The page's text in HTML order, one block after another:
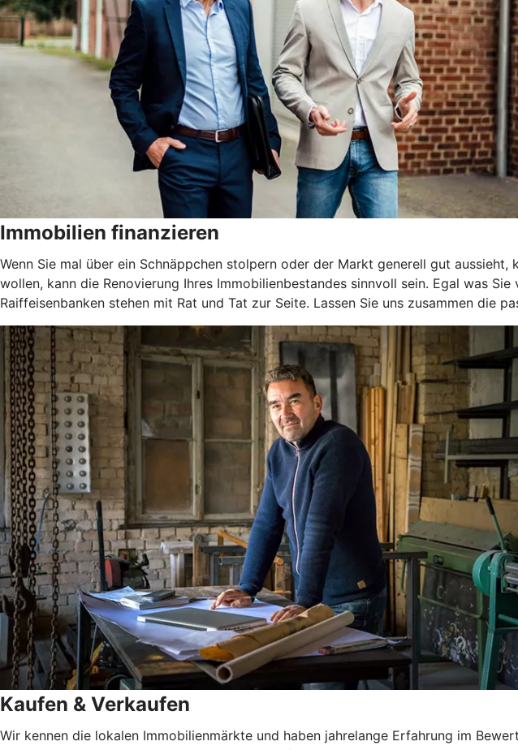
Immobilien finanzieren
Wenn Sie mal über ein Schnäppchen stolpern oder der Markt generell gut
wollen, kann die Renovierung Ihres Immobilienbestandes sinnvoll sein. Egal was
Raiffeisenbanken stehen mit Rat und Tat zur Seite. Lassen Sie uns zusammen die
Kaufen & Verkaufen
Wir kennen die lokalen Immobilienmärkte und haben jahrelange Erfahrung im